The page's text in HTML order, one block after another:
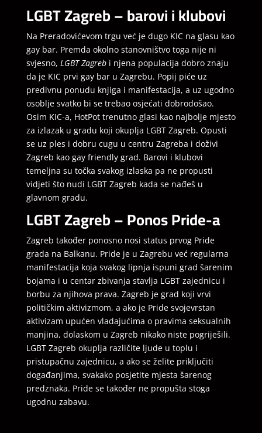
LGBT Zagreb – barovi i klubovi
Na Preradovićevom trgu već je dugo KIC na glasu kao
gay bar. Premda okolno stanovništvo toga nije ni
svjesno, LGBT Zagrebi njena populacija dobro znaju
da je KIC prvi gay bar u Zagrebu. Popij piće uz
predivnu ponudu knjiga i manifestacija, a uz ugodno
osoblje svatko bi se trebao osjećati dobrodošao.
Osim KIC-a, HotPot trenutno glasi kao najbolje mjesto
za izlazak u gradu koji okuplja LGBT Zagreb. Opusti
se uz ples i dobru cugu u centru Zagreba i doživi
Zagreb kao gay friendly grad. Barovi i klubovi
temeljna su točka svakog izlaska pa ne propusti
vidjeti što nudi LGBT Zagreb kada se nađeš u
glavnom gradu.
LGBT Zagreb – Ponos Pride-a
Zagreb također ponosno nosi status prvog Pride
grada na Balkanu. Pride je u Zagrebu već regularna
manifestacija koja svakog lipnja ispuni grad šarenim
bojama i u centar zbivanja stavlja LGBT zajednicu i
borbu za njihova prava. Zagreb je grad koji vrvi
političkim aktivizmom, a ako je Pride svojevrstan
aktivizam upućen vladajućima o pravima seksualnih
manjina, dolaskom u Zagreb nikako niste pogriješili.
LGBT Zagreb okuplja različite ljude u toplu i
pristupačnu zajednicu, a ako se želite priključiti
događanjima, svakako posjetite mjesta šarenog
predznaka. Pride se također ne propušta stoga
ugodnu zabavu.